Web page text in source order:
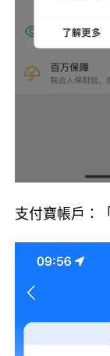
支付寶帳戶：